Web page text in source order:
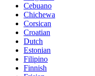
Cebuano
Chichewa
Corsican
Croatian
Dutch
Estonian
Filipino
Finnish